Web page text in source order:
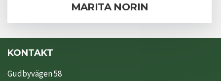
MARITA NORIN
KONTAKT
Gudbyvägen 58